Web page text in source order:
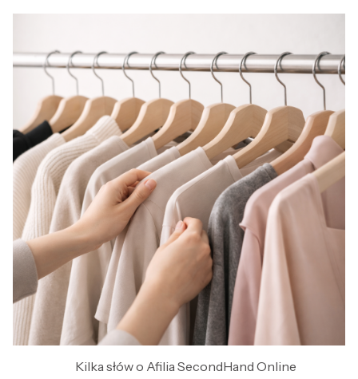
Kilka słów o Afilia SecondHand Online